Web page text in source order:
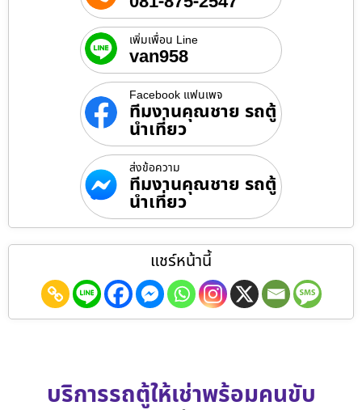
เพิ่มเพื่อน Line
van958
Facebook แฟนเพจ
ทีมงานคุณชาย รถตู้
นำเที่ยว
ส่งข้อความ
ทีมงานคุณชาย รถตู้
นำเที่ยว
แชร์หน้านี้
บริการรถตู้ให้เช่าพร้อมคนขับ